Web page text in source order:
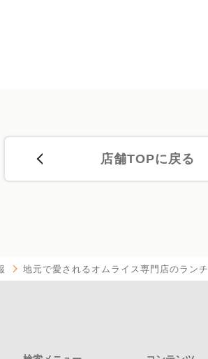
店舗TOPに戻る
地元で愛されるオムライス専門店のランチ